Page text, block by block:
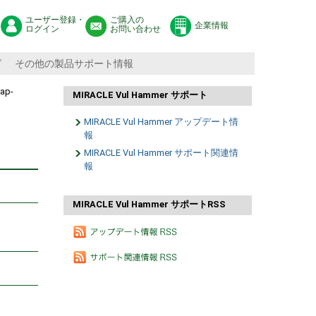
ユーザー登録・
ログイン
ご購入の
お問い合わせ
企業情報
その他の製品サポート情報
MIRACLE Vul Hammer サポート
MIRACLE Vul Hammer アップデート情
報
MIRACLE Vul Hammer サポート関連情
報
MIRACLE Vul Hammer サポートRSS